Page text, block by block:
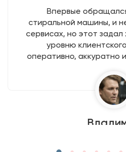
Впервые
стиральной машины, и
сервисах, но этот
уровню
оперативно, аккуратно